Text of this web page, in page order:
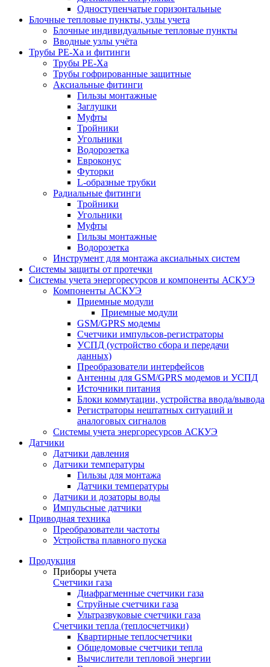
Одноступенчатые горизонтальные
Блочные тепловые пункты, узлы учета
Блочные индивидуальные тепловые пункты
Вводные узлы учёта
Трубы РЕ-Ха и фитинги
Трубы РЕ-Ха
Трубы гофрированные защитные
Аксиальные фитинги
Гильзы монтажные
Заглушки
Муфты
Тройники
Угольники
Водорозетка
Евроконус
Футорки
L-образные трубки
Радиальные фитинги
Тройники
Угольники
Муфты
Гильзы монтажные
Водорозетка
Инструмент для монтажа аксиальных систем
Системы защиты от протечки
Системы учета энергоресурсов и компоненты АСКУЭ
Компоненты АСКУЭ
Приемные модули
Приемные модули
GSM/GPRS модемы
Счетчики импульсов-регистраторы
УСПД (устройство сбора и передачи
данных)
Преобразователи интерфейсов
Антенны для GSM/GPRS модемов и УСПД
Источники питания
Блоки коммутации, устройства ввода/вывода
Регистраторы нештатных ситуаций и
аналоговых сигналов
Системы учета энергоресурсов АСКУЭ
Датчики
Датчики давления
Датчики температуры
Гильзы для монтажа
Датчики температуры
Датчики и дозаторы воды
Импульсные датчики
Приводная техника
Преобразователи частоты
Устройства плавного пуска
Продукция
Приборы учета
Счетчики газа
Диафрагменные счетчики газа
Струйные счетчики газа
Ультразвуковые счетчики газа
Счетчики тепла (теплосчетчики)
Квартирные теплосчетчики
Общедомовые счетчики тепла
Вычислители тепловой энергии